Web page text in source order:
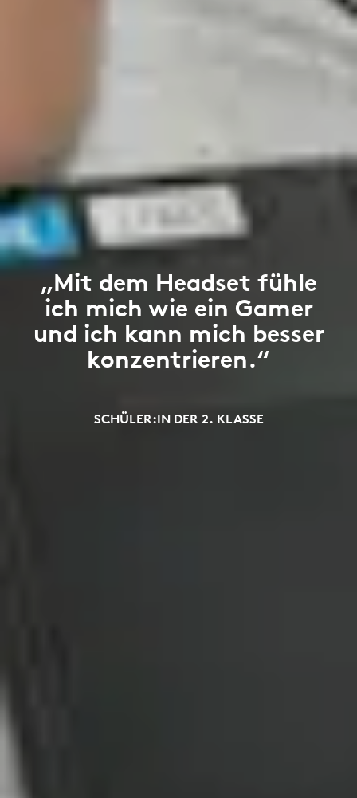
„Mit dem Headset fühle
ich mich wie ein Gamer
und ich kann mich besser
konzentrieren.“
SCHÜLER:IN DER 2. KLASSE